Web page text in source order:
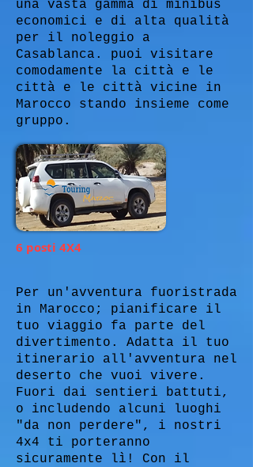
una vasta gamma di minibus
economici e di alta qualità
per il noleggio a
Casablanca. puoi visitare
comodamente la città e le
città e le città vicine in
Marocco stando insieme come
gruppo.
6 posti 4X4
Per un'avventura fuoristrada
in Marocco; pianificare il
tuo viaggio fa parte del
divertimento. Adatta il tuo
itinerario all'avventura nel
deserto che vuoi vivere.
Fuori dai sentieri battuti,
o includendo alcuni luoghi
"da non perdere", i nostri
4x4 ti porteranno
sicuramente lì! Con il